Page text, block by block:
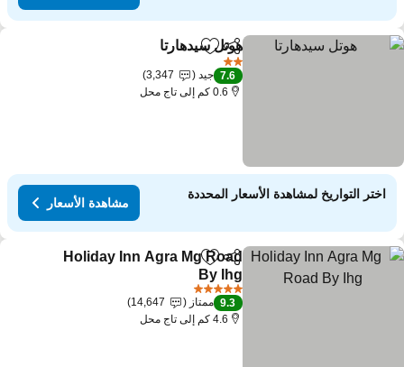
مشاركةAdd to favorites
هوتل سيدهارتا
7.6 جيد
3,347
0.6 كم إلى تاج محل
اختر التواريخ لمشاهدة الأسعار المحددة
مشاهدة الأسعار
مشاركةAdd to favorites
Holiday Inn Agra Mg Road
By Ihg
9.3 ممتاز
14,647
4.6 كم إلى تاج محل